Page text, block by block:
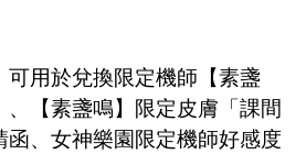
可用於兌換限定機師【素盞
【素盞鳴】限定皮膚「課間
函、女神樂園限定機師好感度